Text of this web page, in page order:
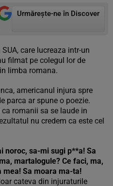
Urmărește-ne în Discover
care lucreaza intr-un
filmat pe colegul lor de
limba romana.
americanul injura spre
parca ar spune o poezie.
romanii sa se laude in
nu credem ca este cel
noroc, sa-mi sugi p**a! Sa
martalogule? Ce faci, ma,
mea! Sa moara ma-ta!
cateva din injuraturile